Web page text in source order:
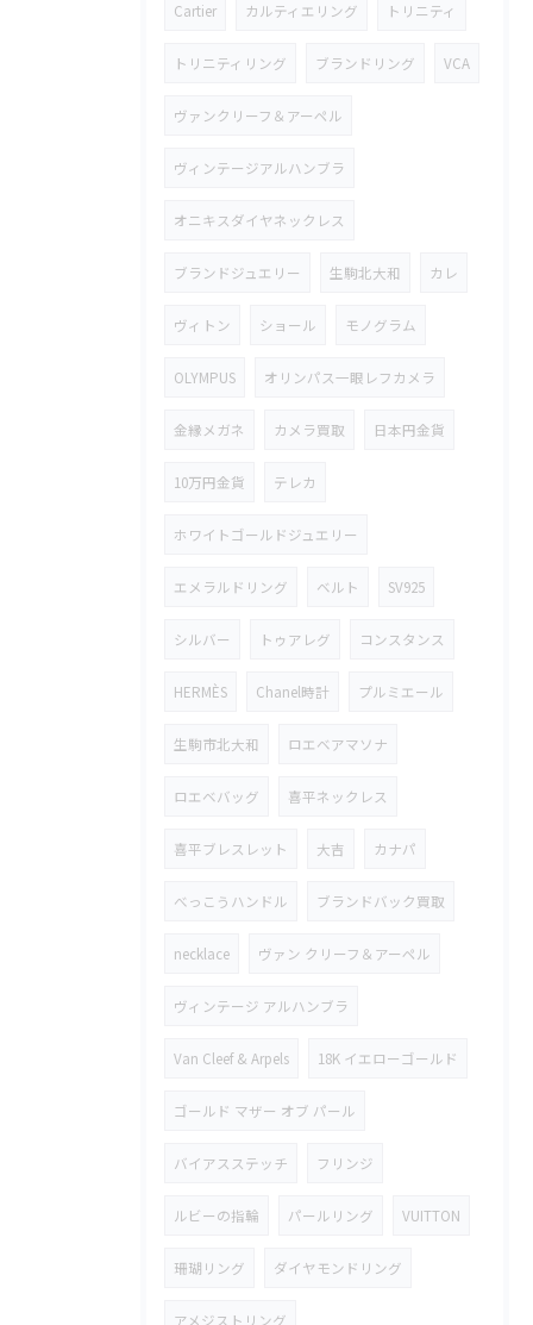
Cartier カルティエリング トリニティ
トリニティリング ブランドリング VCA
ヴァンクリーフ＆アーペル
ヴィンテージアルハンブラ
オニキスダイヤネックレス
ブランドジュエリー 生駒北大和 カレ
ヴィトン ショール モノグラム
OLYMPUS オリンパス一眼レフカメラ
金縁メガネ カメラ買取 日本円金貨
10万円金貨 テレカ
ホワイトゴールドジュエリー
エメラルドリング ベルト SV925
シルバー トゥアレグ コンスタンス
HERMÈS Chanel時計 プルミエール
生駒市北大和 ロエベアマソナ
ロエベバッグ 喜平ネックレス
喜平ブレスレット 大吉 カナパ
べっこうハンドル ブランドバック買取
necklace ヴァン クリーフ＆アーペル
ヴィンテージ アルハンブラ
Van Cleef & Arpels 18K イエローゴールド
ゴールド マザー オブ パール
バイアスステッチ フリンジ
ルビーの指輪 パールリング VUITTON
珊瑚リング ダイヤモンドリング
アメジストリング